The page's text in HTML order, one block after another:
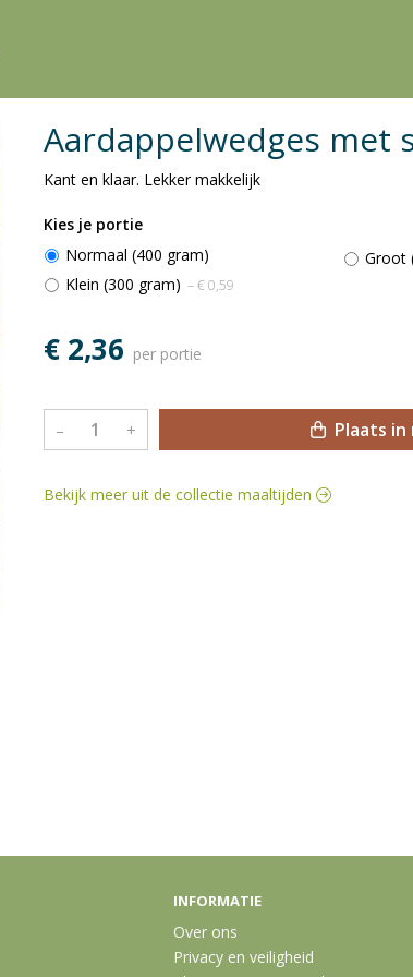
Aardappelwedges met
Kant en klaar. Lekker makkelijk
Kies je portie
Normaal (400 gram)
Klein (300 gram) – € 0,59
Groot
€ 2,36 per portie
– + Plaats in
Bekijk meer uit de collectie maaltijden
INFORMATIE
Over ons
Privacy en veiligheid